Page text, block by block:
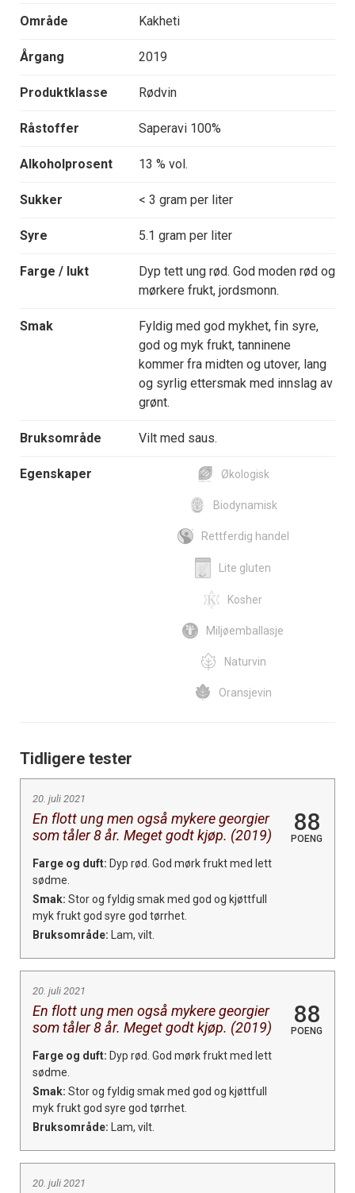
Område Kakheti
Årgang 2019
Produktklasse Rødvin
Råstoffer Saperavi 100%
Alkoholprosent 13 % vol.
Sukker < 3 gram per liter
Syre 5.1 gram per liter
Farge / lukt
Dyp tett ung rød. God moden rød og
mørkere frukt, jordsmonn.
Smak
Fyldig med god mykhet, fin syre,
god og myk frukt, tanninene
kommer fra midten og utover, lang
og syrlig ettersmak med innslag av
grønt.
Bruksområde Vilt med saus.
Egenskaper Økologisk
Biodynamisk
Rettferdig handel
Lite gluten
Kosher
Miljøemballasje
Naturvin
Oransjevin
Tidligere tester
20. juli 2021
En flott ung men også mykere georgier
som tåler 8 år. Meget godt kjøp. (2019)
88
POENG
Farge og duft: Dyp rød. God mørk frukt med lett
sødme.
Smak: Stor og fyldig smak med god og kjøttfull
myk frukt god syre god tørrhet.
Bruksområde: Lam, vilt.
20. juli 2021
En flott ung men også mykere georgier
som tåler 8 år. Meget godt kjøp. (2019)
88
POENG
Farge og duft: Dyp rød. God mørk frukt med lett
sødme.
Smak: Stor og fyldig smak med god og kjøttfull
myk frukt god syre god tørrhet.
Bruksområde: Lam, vilt.
20. juli 2021